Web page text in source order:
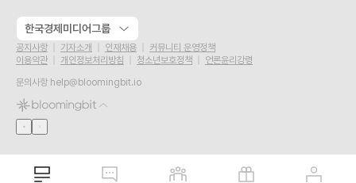
한국경제미디어그룹
공지사항 기자소개 인재채용
커뮤니티 운영정책
이용약관
개인정보처리방침 청소년보호정책
언론윤리강령
문의사항 help@bloomingbit.io